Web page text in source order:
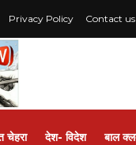
Privacy Policy Contact us
चेहरा देश- विदेश बाल